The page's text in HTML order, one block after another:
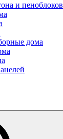
и пеноблоков
дома